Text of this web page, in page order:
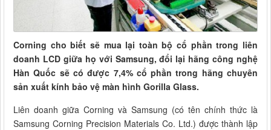
Corning cho biết sẽ mua lại toàn bộ cổ phần trong liên
doanh LCD giữa họ với Samsung, đổi lại hãng công nghệ
Hàn Quốc sẽ có được 7,4% cổ phần trong hãng chuyên
sản xuất kính bảo vệ màn hình Gorilla Glass.
Liên doanh giữa Corning và Samsung (có tên chính thức là
Samsung Corning Precision Materials Co. Ltd.) được thành lập